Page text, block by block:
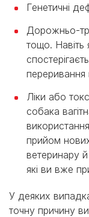
Генетичні
Дорожньо-
тощо.
переривання
Ліки або
собака
прийом
ветеринару
які ви вже
У деяких
точну причину